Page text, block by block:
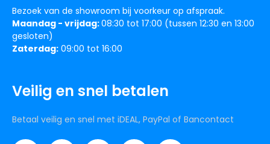
Bezoek van de showroom bij voorkeur op afspraak.
Maandag - vrijdag:08:30 tot 17:00 (tussen 12:30 en 13:00
gesloten)
Zaterdag: 09:00 tot 16:00
Veilig en snel betalen
Betaal veilig en snel met iDEAL, PayPal of Bancontact